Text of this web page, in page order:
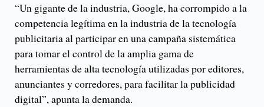
“Un gigante de la industria, Google, ha corrompido a la
competencia legítima en la industria de la tecnología
publicitaria al participar en una campaña sistemática
para tomar el control de la amplia gama de
herramientas de alta tecnología utilizadas por editores,
anunciantes y corredores, para facilitar la publicidad
digital”, apunta la demanda.